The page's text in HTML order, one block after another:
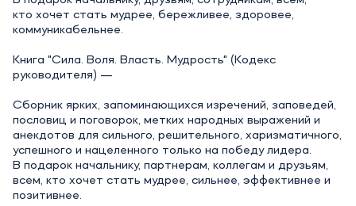
кто хочет стать мудрее, бережливее, здоровее,
коммуникабельнее.
Книга "Сила. Воля. Власть. Мудрость" (Кодекс
руководителя) —
Сборник ярких, запоминающихся изречений, заповедей,
пословиц и поговорок, метких народных выражений и
анекдотов для сильного, решительного, харизматичного,
успешного и нацеленного только на победу лидера.
В подарок начальнику, партнерам, коллегам и друзьям,
всем, кто хочет стать мудрее, сильнее, эффективнее и
позитивнее.